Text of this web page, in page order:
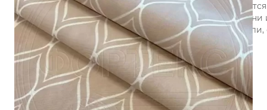
Микрофайбер (микрофибра) набивной
технология обеспечивает воздухопроницаемость
микрофибры «контролируют» микроклимат на
сохраняя одновременно тепло и свежесть.
Подробности
Заказать